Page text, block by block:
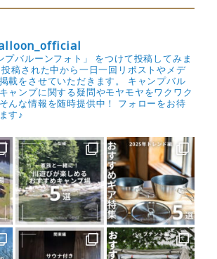
プバルーンフォト」 をつけて投稿してみま
投稿された中から一日一回リポストやメデ
載をさせていただきます。
キャンプバル
ャンプに関する疑問やモヤモヤをワクワク
んな情報を随時提供中！
フォローをお待
す♪